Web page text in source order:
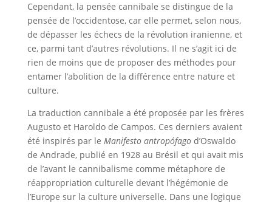
Cependant, la pensée cannibale se distingue de la
pensée de l’occidentose, car elle permet, selon nous,
de dépasser les échecs de la révolution iranienne, et
ce, parmi tant d’autres révolutions. Il ne s’agit ici de
rien de moins que de proposer des méthodes pour
entamer l’abolition de la différence entre nature et
culture.
La traduction cannibale a été proposée par les frères
Augusto et Haroldo de Campos. Ces derniers avaient
été inspirés par le Manifesto antropófagod’Oswaldo
de Andrade, publié en 1928 au Brésil et qui avait mis
de l’avant le cannibalisme comme métaphore de
réappropriation culturelle devant l’hégémonie de
l’Europe sur la culture universelle. Dans une logique